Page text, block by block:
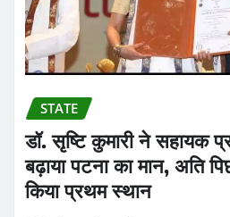
STATE
डॉ. सृष्टि कुमारी ने सहायक
बढ़ाया पटना का मान, अति
किया प्रथम स्थान